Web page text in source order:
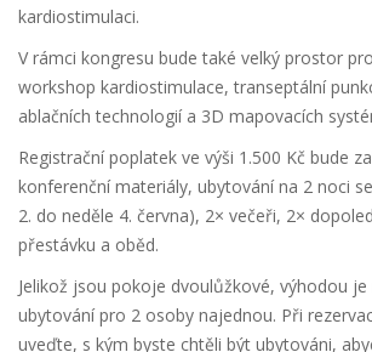
kardiostimulaci.
V rámci kongresu bude také velký prostor
workshop kardiostimulace, transeptální
ablačních technologií a 3D mapovacích
Registrační poplatek ve výši 1.500 Kč bude
konferenční materiály, ubytování na 2 noci
2. do neděle 4. června), 2× večeři, 2×
přestávku a oběd.
Jelikož jsou pokoje dvoulůžkové, výhodou je
ubytování pro 2 osoby najednou. Při
uveďte, s kým byste chtěli být ubytováni,